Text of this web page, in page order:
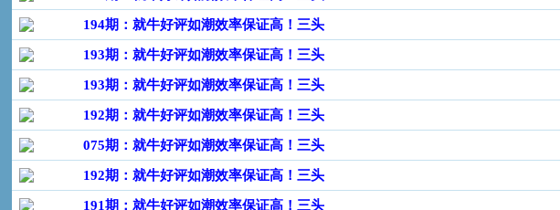
194期：就牛好评如潮效率保证高！三头
193期：就牛好评如潮效率保证高！三头
193期：就牛好评如潮效率保证高！三头
192期：就牛好评如潮效率保证高！三头
075期：就牛好评如潮效率保证高！三头
192期：就牛好评如潮效率保证高！三头
191期：就牛好评如潮效率保证高！三头